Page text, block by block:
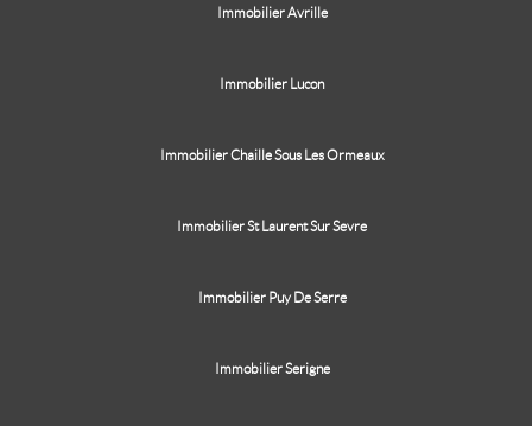
Immobilier Avrille
Immobilier Lucon
Immobilier Chaille Sous Les Ormeaux
Immobilier St Laurent Sur Sevre
Immobilier Puy De Serre
Immobilier Serigne